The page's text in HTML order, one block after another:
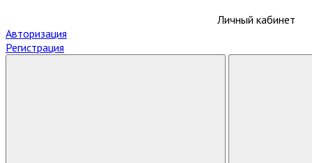
Личный кабинет
Авторизация
Регистрация